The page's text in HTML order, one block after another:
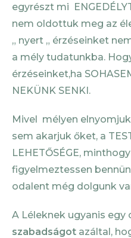
egyrészt mi
nem oldottuk meg az
„ nyert „ érzéseinket
a mély tudatunkba.
érzéseinket,ha
NEKÜNK SENKI.
Mivel mélyen
sem akarjuk őket, a
LEHETŐSÉGE,
figyelmeztessen
odalent még dolgunk
A Léleknek ugyanis egy
szabadságot azáltal,